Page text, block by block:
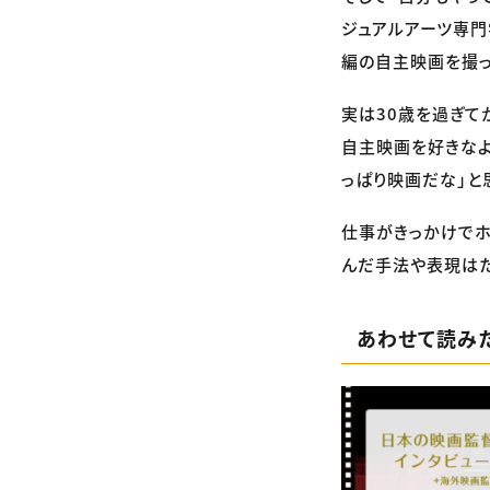
ジュアルアーツ専
編の自主映画を撮
実は30歳を過ぎて
自主映画を好きな
っぱり映画だな」
仕事がきっかけで
んだ手法や表現は
あわせて読み